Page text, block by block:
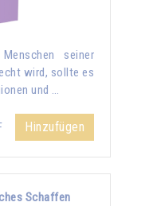
seiner
wird, sollte es
und …
Hinzufügen
Schaffen